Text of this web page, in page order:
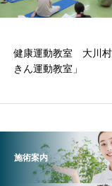
健康運動教室 大川
きん運動教室」
施術案内